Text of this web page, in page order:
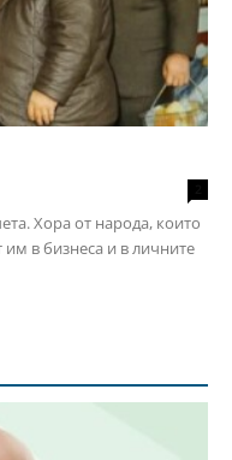
Хора от народа, които
в бизнеса и в личните